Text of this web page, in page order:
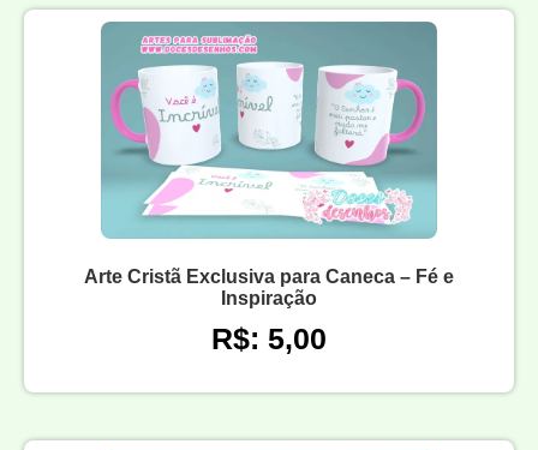
Arte Cristã Exclusiva para Caneca – Fé e
Inspiração
R$: 5,00